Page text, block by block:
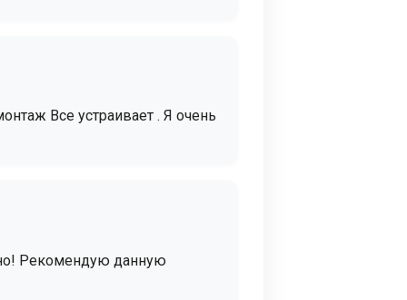
Все устраивает . Я очень
Рекомендую данную